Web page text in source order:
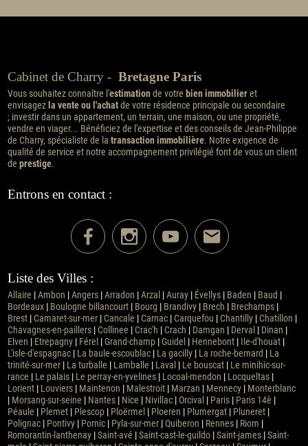
Cabinet de Charry - Bretagne Paris
Vous souhaitez connaître l'estimationde votre bien immobilieret
envisagezla vente ou l'achatde votre résidence principale ou secondaire
; investir dans un appartement, un terrain, une maison, ou une propriété,
vendre en viager... Bénéficiez de l'expertise et des conseils de Jean-Philippe
de Charry, spécialiste de la transaction immobilière. Notre exigence de
qualité de service et notre accompagnement privilégié font de vous un client
de prestige.
Entrons en contact :
Liste des Villes :
Allaire |Ambon |Angers|Arradon |Arzal |Auray| Évellys| Baden | Baud |
Bordeaux| Boulogne billancourt| Bourg | Brandivy| Brech | Brechamps|
Brest|Camaret-sur-mer|Cancale |Carnac|Carquefou |Chantilly|Chatillon |
Chavagnes-en-paillers|Collinee |Crac'h |Crach | Damgan | Derval | Dinan |
Elven | Etrepagny| Férel |Grand-champ|Guidel | Hennebont| Ile-d'houat|
L'isle-d'espagnac| La baule-escoublac| La gacilly| La roche-bernard | La
trinité-sur-mer| La turballe | Lamballe | Laval | Le bouscat| Le minihic-sur-
rance | Le palais| Le perray-en-yvelines| Locoal-mendon | Locqueltas|
Lorient| Louviers| Maintenon | Malestroit| Marzan | Mennecy| Monterblanc
| Morsang-sur-seine | Nantes| Nice | Nivillac| Orcival | Paris| Paris 14è |
Péaule | Plemet| Plescop| Ploërmel | Ploeren | Plumergat| Pluneret|
Polignac| Pontivy| Pornic| Pyla-sur-mer|Quiberon | Rennes| Riom |
Romorantin-lanthenay|Saint-avé |Saint-cast-le-guildo|Saint-james|Saint-